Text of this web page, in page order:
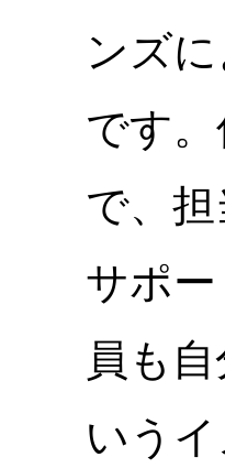
ンズ
です
で、
サポ
員も
いう